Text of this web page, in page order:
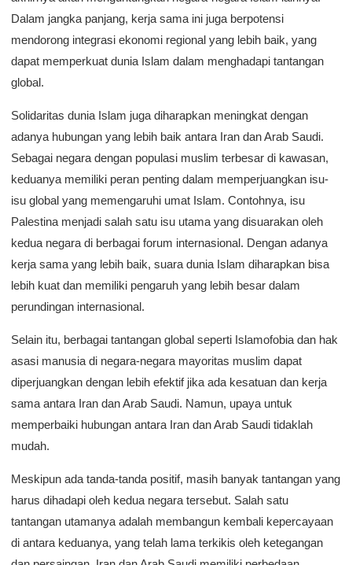
Dalam jangka panjang, kerja sama ini juga berpotensi
mendorong integrasi ekonomi regional yang lebih baik, yang
dapat memperkuat dunia Islam dalam menghadapi tantangan
global.
Solidaritas dunia Islam juga diharapkan meningkat dengan
adanya hubungan yang lebih baik antara Iran dan Arab Saudi.
Sebagai negara dengan populasi muslim terbesar di kawasan,
keduanya memiliki peran penting dalam memperjuangkan isu-
isu global yang memengaruhi umat Islam. Contohnya, isu
Palestina menjadi salah satu isu utama yang disuarakan oleh
kedua negara di berbagai forum internasional. Dengan adanya
kerja sama yang lebih baik, suara dunia Islam diharapkan bisa
lebih kuat dan memiliki pengaruh yang lebih besar dalam
perundingan internasional.
Selain itu, berbagai tantangan global seperti Islamofobia dan hak
asasi manusia di negara-negara mayoritas muslim dapat
diperjuangkan dengan lebih efektif jika ada kesatuan dan kerja
sama antara Iran dan Arab Saudi. Namun, upaya untuk
memperbaiki hubungan antara Iran dan Arab Saudi tidaklah
mudah.
Meskipun ada tanda-tanda positif, masih banyak tantangan yang
harus dihadapi oleh kedua negara tersebut. Salah satu
tantangan utamanya adalah membangun kembali kepercayaan
di antara keduanya, yang telah lama terkikis oleh ketegangan